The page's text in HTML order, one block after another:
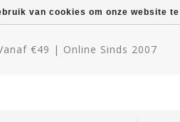
€49 | Online Sinds 2007
van cookies om onze website